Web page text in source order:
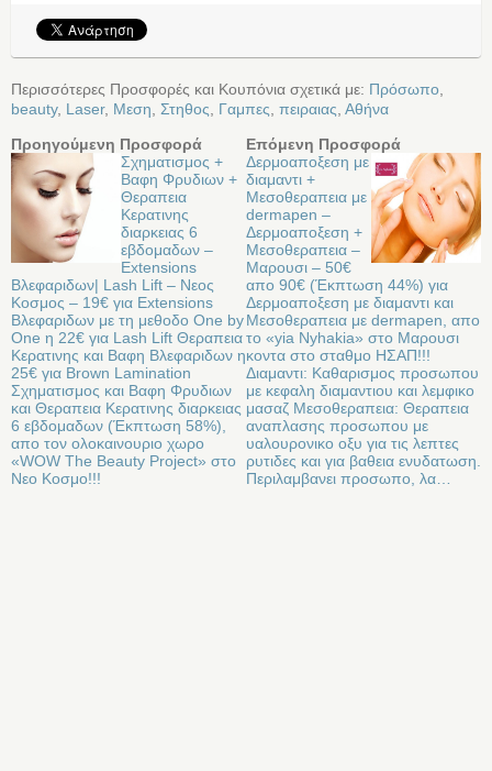
Περισσότερες Προσφορές και Κουπόνια σχετικά με: Πρόσωπο,
beauty, Laser, Μεση, Στηθος, Γαμπες, πειραιας, Αθήνα
Προηγούμενη Προσφορά
Σχηματισμος +
Βαφη Φρυδιων +
Θεραπεια
Κερατινης
διαρκειας 6
εβδομαδων –
Extensions
Βλεφαριδων| Lash Lift – Νεος
Κοσμος – 19€ για Extensions
Βλεφαριδων με τη μεθοδο Οne by
Οne η 22€ για Lash Lift Θεραπεια
Κερατινης και Βαφη Βλεφαριδων η
25€ για Brown Lamination
Σχηματισμος και Βαφη Φρυδιων
και Θεραπεια Κερατινης διαρκειας
6 εβδομαδων (Έκπτωση 58%),
απο τον ολοκαινουριο χωρο
«WOW The Beauty Project» στo
Νεο Κοσμο!!!
Επόμενη Προσφορά
Δερμοαποξεση με
διαμαντι +
Μεσοθεραπεια με
dermapen –
Δερμοαποξεση +
Μεσοθεραπεια –
Μαρουσι – 50€
απο 90€ (Έκπτωση 44%) για
Δερμοαποξεση με διαμαντι και
Μεσοθεραπεια με dermapen, απο
το «yia Nyhakia» στο Μαρουσι
κοντα στο σταθμο ΗΣΑΠ!!!
Διαμαντι: Καθαρισμος προσωπου
με κεφαλη διαμαντιου και λεμφικο
μασαζ Μεσοθεραπεια: Θεραπεια
αναπλασης προσωπου με
υαλουρονικο οξυ για τις λεπτες
ρυτιδες και για βαθεια ενυδατωση.
Περιλαμβανει προσωπο, λα…